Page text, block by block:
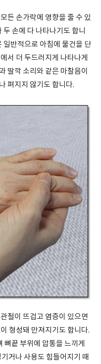
든 손가락에 영향을 줄 수 있
손에 다 나타나기도 합니
일반적으로 아침에 물건을 단
서 더 두드러지게 나타나게
딸깍 소리와 같은 마찰음이
펴지지 않기도 합니다.
절이 뜨겁고 염증이 있으면
형성돼 만져지기도 합니다.
끝 부위에 압통을 느끼게
거나 사용도 힘들어지기 때